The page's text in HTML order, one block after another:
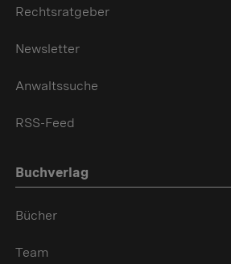
Rechtsratgeber
Newsletter
Anwaltssuche
RSS-Feed
Buchverlag
Bücher
Team